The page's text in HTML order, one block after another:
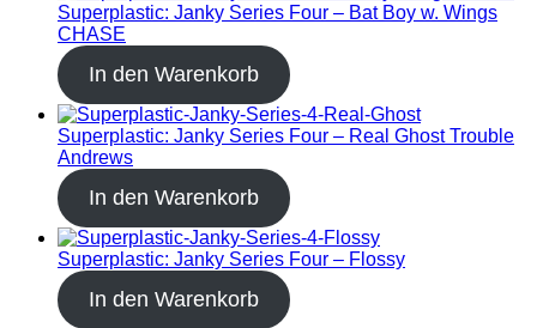
Superplastic: Janky Series Four – Bat Boy w. Wings
CHASE
In den Warenkorb
Superplastic: Janky Series Four – Real Ghost Trouble
Andrews
In den Warenkorb
Superplastic: Janky Series Four – Flossy
In den Warenkorb